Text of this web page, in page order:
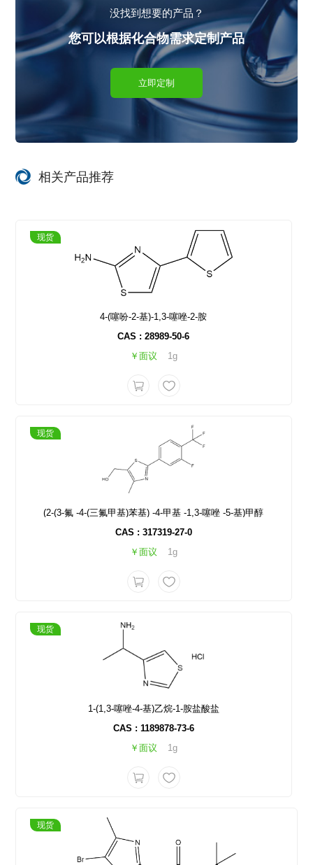
没找到想要的产品？
您可以根据化合物需求定制产品
立即定制
相关产品推荐
现货
4-(噻吩-2-基)-1,3-噻唑-2-胺
CAS : 28989-50-6
￥面议
1g
现货
(2-(3-氟 -4-(三氟甲基)苯基) -4-甲基 -1,3-噻唑 -5-基)甲醇
CAS : 317319-27-0
￥面议
1g
现货
1-(1,3-噻唑-4-基)乙烷-1-胺盐酸盐
CAS : 1189878-73-6
￥面议
1g
现货